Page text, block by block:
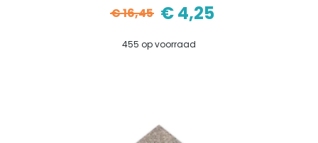
€16,45
Oorspronkelijke
prijs
€4,25
Huidige
prijs
455 op voorraad